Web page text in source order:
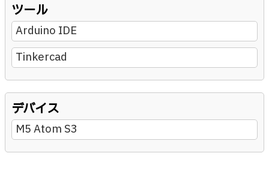
ツール
Arduino IDE
Tinkercad
デバイス
M5 Atom S3